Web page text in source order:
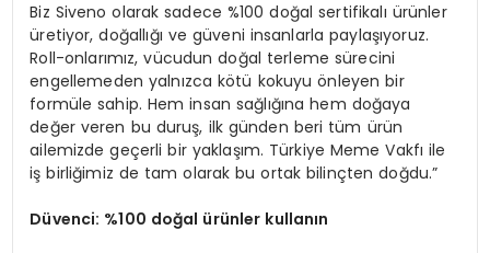
Biz Siveno olarak sadece %100 doğal sertifikalı ürünler
üretiyor, doğallığı ve güveni insanlarla paylaşıyoruz.
Roll-onlarımız, vücudun doğal terleme sürecini
engellemeden yalnızca kötü kokuyu önleyen bir
formüle sahip. Hem insan sağlığına hem doğaya
değer veren bu duruş, ilk günden beri tüm ürün
ailemizde geçerli bir yaklaşım. Türkiye Meme Vakfı ile
iş birliğimiz de tam olarak bu ortak bilinçten doğdu.”
Düvenci: %100 doğal ürünler kullanın